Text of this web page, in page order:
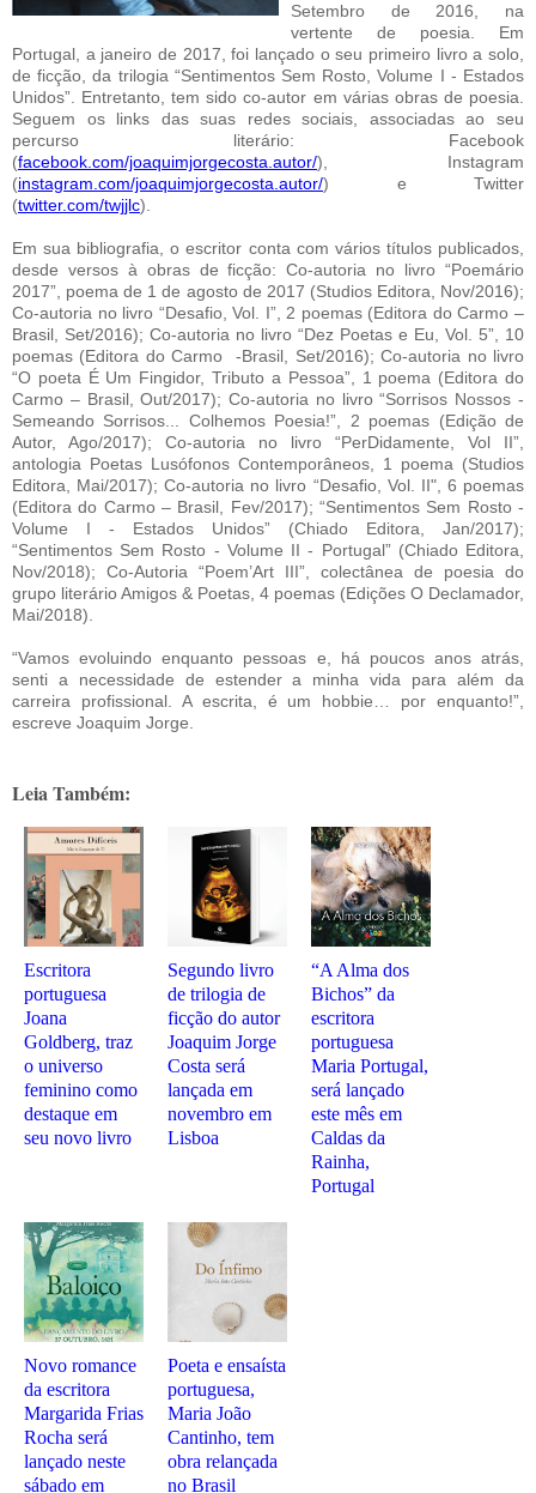
Setembro de 2016, na
vertente de poesia. Em
Portugal, a janeiro de 2017, foi lançado o seu primeiro livro a solo,
de ficção, da trilogia “Sentimentos Sem Rosto, Volume I - Estados
Unidos”. Entretanto, tem sido co-autor em várias obras de poesia.
Seguem os links das suas redes sociais, associadas ao seu
percurso literário: Facebook
(facebook.com/joaquimjorgecosta.autor/), Instagram
(instagram.com/joaquimjorgecosta.autor/) e Twitter
(twitter.com/twjjlc).
Em sua bibliografia, o escritor conta com vários títulos publicados,
desde versos à obras de ficção: Co-autoria no livro “Poemário
2017”, poema de 1 de agosto de 2017 (Studios Editora, Nov/2016);
Co-autoria no livro “Desafio, Vol. I”, 2 poemas (Editora do Carmo –
Brasil, Set/2016); Co-autoria no livro “Dez Poetas e Eu, Vol. 5”, 10
poemas (Editora do Carmo -Brasil, Set/2016); Co-autoria no livro
“O poeta É Um Fingidor, Tributo a Pessoa”, 1 poema (Editora do
Carmo – Brasil, Out/2017); Co-autoria no livro “Sorrisos Nossos -
Semeando Sorrisos... Colhemos Poesia!”, 2 poemas (Edição de
Autor, Ago/2017); Co-autoria no livro “PerDidamente, Vol II”,
antologia Poetas Lusófonos Contemporâneos, 1 poema (Studios
Editora, Mai/2017); Co-autoria no livro “Desafio, Vol. II", 6 poemas
(Editora do Carmo – Brasil, Fev/2017); “Sentimentos Sem Rosto -
Volume I - Estados Unidos” (Chiado Editora, Jan/2017);
“Sentimentos Sem Rosto - Volume II - Portugal” (Chiado Editora,
Nov/2018); Co-Autoria “Poem’Art III”, colectânea de poesia do
grupo literário Amigos & Poetas, 4 poemas (Edições O Declamador,
Mai/2018).
“Vamos evoluindo enquanto pessoas e, há poucos anos atrás,
senti a necessidade de estender a minha vida para além da
carreira profissional. A escrita, é um hobbie… por enquanto!”,
escreve Joaquim Jorge.
Leia Também:
Escritora
portuguesa
Joana
Goldberg, traz
o universo
feminino como
destaque em
seu novo livro
Segundo livro
de trilogia de
ficção do autor
Joaquim Jorge
Costa será
lançada em
novembro em
Lisboa
“A Alma dos
Bichos” da
escritora
portuguesa
Maria Portugal,
será lançado
este mês em
Caldas da
Rainha,
Portugal
Novo romance
da escritora
Margarida Frias
Rocha será
lançado neste
sábado em
Poeta e ensaísta
portuguesa,
Maria João
Cantinho, tem
obra relançada
no Brasil